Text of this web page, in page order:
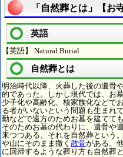
「自然葬とは」【お
英語
【英語】 Natural Burial
自然葬とは
明治時代以降、火葬した後の遺骨
的であった。しかし現代では、お
少子化や高齢化、核家族化などで
る者がいないという問題も生まれ
勤などで遠方のためお墓を建てて
そのためお墓の代わりに、遺骨や
来つつある。それを自然葬という
や山にそのまま撒く 散骨がある。
に回帰するような葬り方も自然葬と